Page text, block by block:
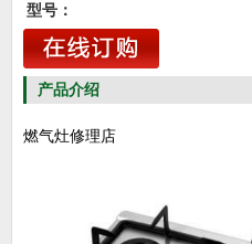
型号：
产品介绍
燃气灶修理店